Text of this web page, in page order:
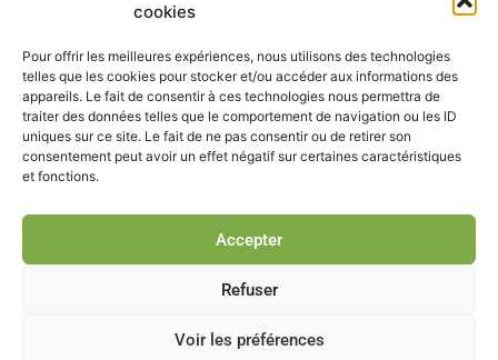
cookies
Pour offrir les meilleures expériences, nous utilisons des technologies
telles que les cookies pour stocker et/ou accéder aux informations des
appareils. Le fait de consentir à ces technologies nous permettra de
traiter des données telles que le comportement de navigation ou les ID
uniques sur ce site. Le fait de ne pas consentir ou de retirer son
consentement peut avoir un effet négatif sur certaines caractéristiques
et fonctions.
Accepter
Refuser
Voir les préférences
N
e
w
s
p
p
e
i
n
k
e
i
n
o
u
t
u
e
RECEVOIR L'ACTU DE LA FILIÈRE
Retrouvez tous les mois les articles terrain de nos adhérents, les
rendez-vous importants de la filière, nos offres de stages et
Je m'abonne à la lettre d'info